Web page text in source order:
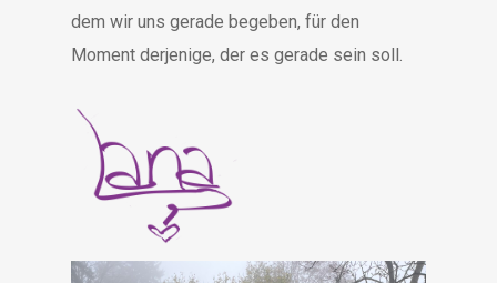
dem wir uns gerade begeben, für den
Moment derjenige, der es gerade sein soll.